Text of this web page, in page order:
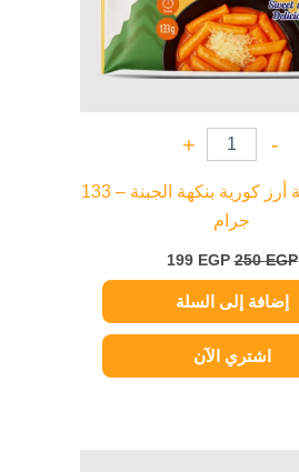
-
+
توبوكي كعكة أرز كورية بنكهة الجبنة – 133
جرام
250EGP
199 EGP
إضافة إلى السلة
اشتري الآن